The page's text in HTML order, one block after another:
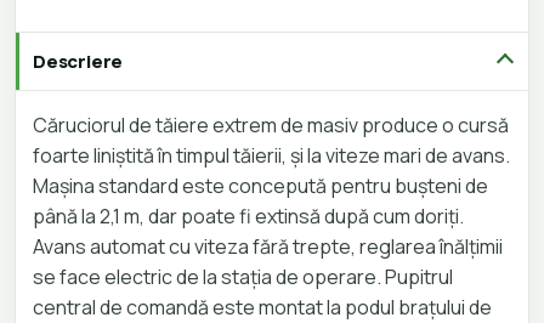
Descriere
Căruciorul de tăiere extrem de masiv produce o cursă
foarte liniștită în timpul tăierii, și la viteze mari de avans.
Mașina standard este concepută pentru bușteni de
până la 2,1 m, dar poate fi extinsă după cum doriți.
Avans automat cu viteza fără trepte, reglarea înălțimii
se face electric de la stația de operare. Pupitrul
central de comandă este montat la podul brațului de